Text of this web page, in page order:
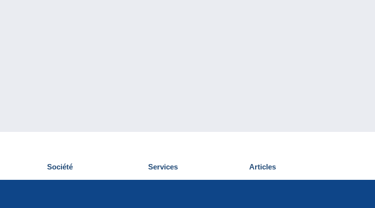
Société
Qui sommes-nous
Services
Découvrir Delcampe
Articles